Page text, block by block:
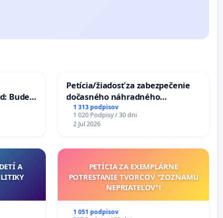
Bude
Petícia/žiadosť za zabezpečenie
dočasného náhradného
premostenia Váhu počas úplnej
uzávery Vážskeho mosta v
Komárne
1 313 podpisov
1 020 Podpisy / 30 dni
2 Jul 2026
A
PETÍCIA ZA EXEMPLÁRNE
POTRESTANIE TVORCOV "ZOZNAMU
NEPRIATEĽOV"!
1 051 podpisov